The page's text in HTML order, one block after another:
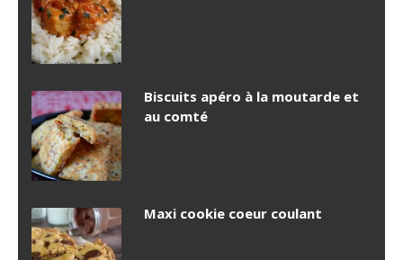
Biscuits apéro à la moutarde et
au comté
Maxi cookie coeur coulant